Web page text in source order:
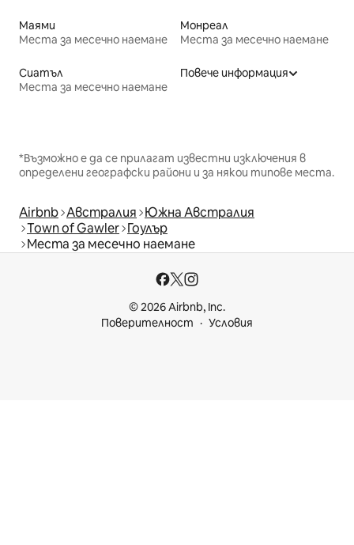
Маями
Места за месечно наемане
Монреал
Места за месечно наемане
Сиатъл
Места за месечно наемане
Повече информация
*Възможно е да се прилагат известни изключения в
определени географски райони и за някои типове места.
Airbnb Австралия Южна Австралия
Town of Gawler Гоулър
Места за месечно наемане
© 2026 Airbnb, Inc.
Поверителност
Условия